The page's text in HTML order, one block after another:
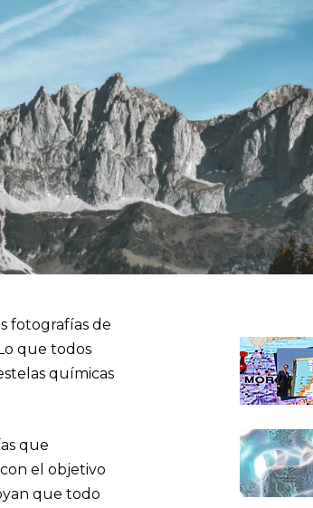
fotografías de
que todos
químicas
que
el objetivo
que todo